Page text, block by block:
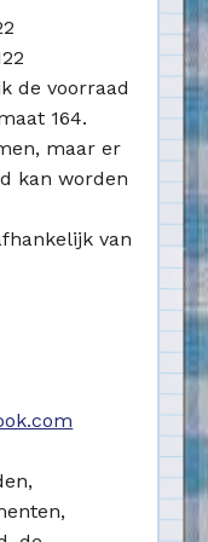
de voorraad
164.
maar er
kan worden
van